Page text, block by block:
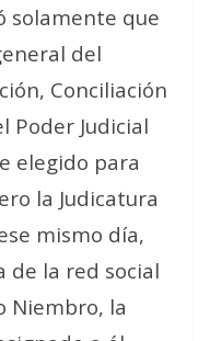
solamente que
del
Conciliación
Poder Judicial
elegido para
la Judicatura
mismo día,
de la red social
Niembro, la